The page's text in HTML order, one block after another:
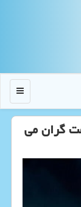
منو
گران می